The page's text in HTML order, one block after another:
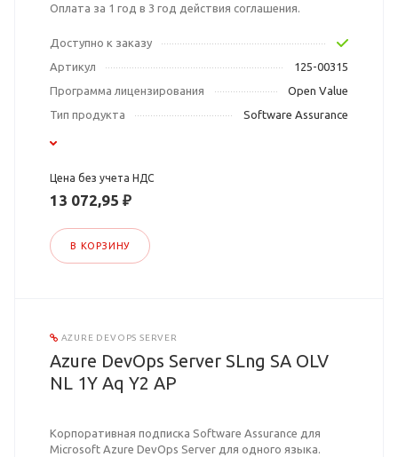
Оплата за 1 год в 3 год действия соглашения.
Доступно к заказу
Артикул
125-00315
Программа лицензирования
Open Value
Тип продукта
Software Assurance
Цена без учета НДС
13 072,95 ₽
В КОРЗИНУ
AZURE DEVOPS SERVER
Azure DevOps Server SLng SA OLV
NL 1Y Aq Y2 AP
Корпоративная подписка Software Assurance для
Microsoft Azure DevOps Server для одного языка.